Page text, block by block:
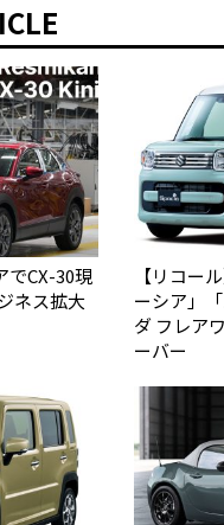
でCX-30現
ネス拡大
【リコー
ーシア」
ダ フレア
ーバー